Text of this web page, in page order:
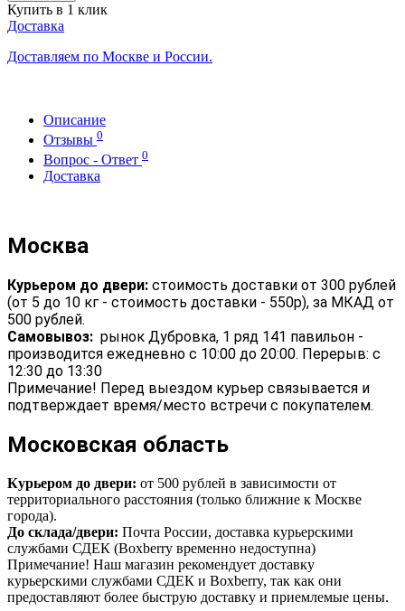
Купить в 1 клик
Доставка
Доставляем по Москве и России.
Описание
Отзывы 0
Вопрос - Ответ 0
Доставка
Москва
Курьером до двери: стоимость доставки от 300 рублей
(от 5 до 10 кг - стоимость доставки - 550р), за МКАД от
500 рублей.
Самовывоз: рынок Дубровка, 1 ряд 141 павильон -
производится ежедневно с 10:00 до 20:00. Перерыв: с
12:30 до 13:30
Примечание! Перед выездом курьер связывается и
подтверждает время/место встречи с покупателем.
Московская область
Курьером до двери: от 500 рублей в зависимости от
территориального расстояния (только ближние к Москве
города).
До склада/двери: Почта России, доставка курьерскими
службами СДЕК (Boxberry временно недоступна)
Примечание! Наш магазин рекомендует доставку
курьерскими службами СДЕК и Boxberry, так как они
предоставляют более быструю доставку и приемлемые цены.